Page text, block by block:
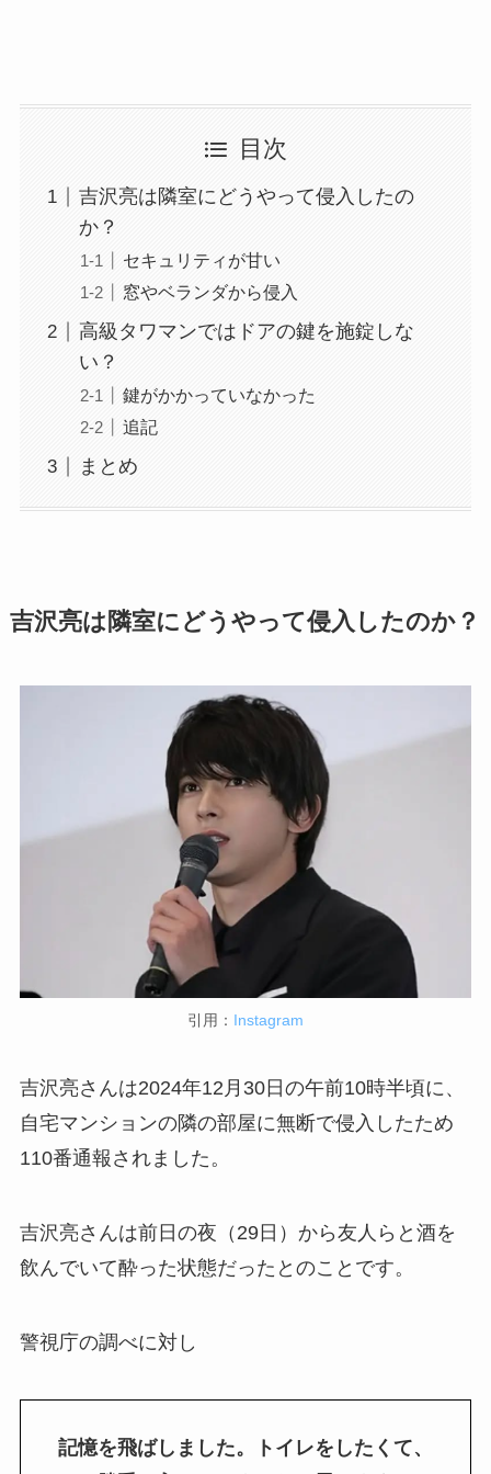
目次
吉沢亮は隣室にどうやって侵入したの
か？
セキュリティが甘い
窓やベランダから侵入
高級タワマンではドアの鍵を施錠しな
い？
鍵がかかっていなかった
追記
まとめ
吉沢亮は隣室にどうやって侵入したのか？
引用： Instagram
吉沢亮さんは2024年12月30日の午前10時半頃に、
自宅マンションの隣の部屋に無断で侵入したため
110番通報されました。
吉沢亮さんは前日の夜（29日）から友人らと酒を
飲んでいて酔った状態だったとのことです。
警視庁の調べに対し
記憶を飛ばしました。トイレをしたくて、